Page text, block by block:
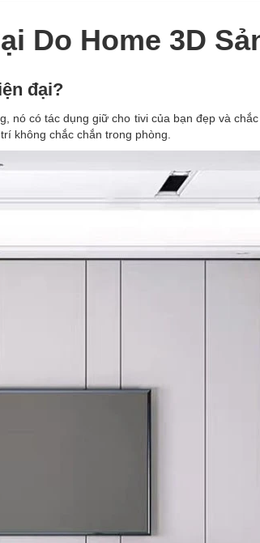
Do Home 3D
đại?
nó có tác dụng giữ cho tivi của bạn đẹp và
không chắc chắn trong phòng.